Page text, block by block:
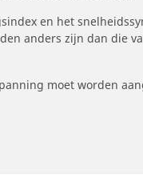
en het
anders zijn dan die
moet worden